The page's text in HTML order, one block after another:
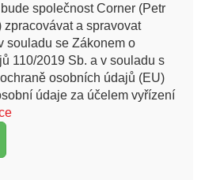
společnost Corner (Petr
a spravovat
souladu se Zákonem o
110/2019 Sb. a v souladu s
osobních údajů (EU)
údaje za účelem vyřízení